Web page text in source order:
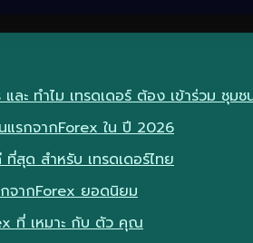
ละ ทำไม เทรดเดอร์ ต้อง เข้าร่วม ชุมช
แรกจากForex ใน ปี 2026
สุด สำหรับ เทรดเดอร์ไทย
กจากForex ยอดนิยม
ที่ เหมาะ กับ ตัว คุณ